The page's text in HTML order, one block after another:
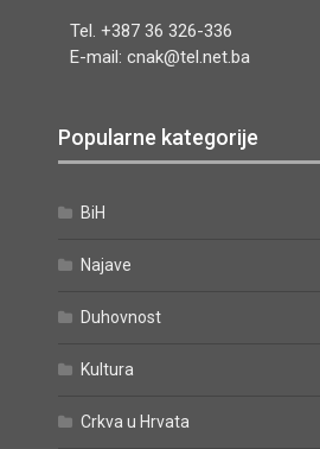
Tel. +387 36 326-336
E-mail: cnak@tel.net.ba
Popularne kategorije
BiH
Najave
Duhovnost
Kultura
Crkva u Hrvata